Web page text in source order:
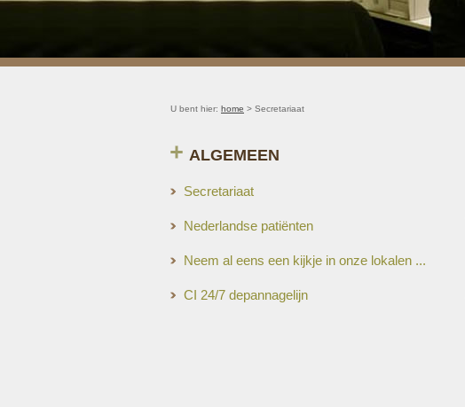
U bent hier: home > Secretariaat
ALGEMEEN
Secretariaat
Nederlandse patiënten
Neem al eens een kijkje in onze lokalen ...
CI 24/7 depannagelijn